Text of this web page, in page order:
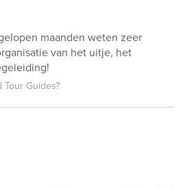
maanden weten zeer
van het uitje, het
Guides?